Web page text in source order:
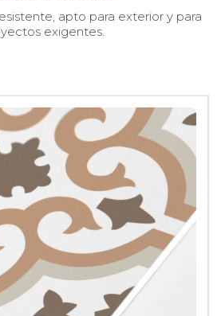
apto para exterior y para
exigentes.